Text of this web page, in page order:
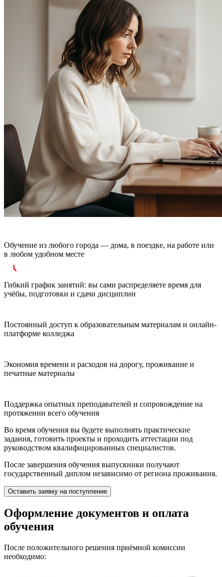
Обучение из любого города — дома, в поездке, на работе или
в любом удобном месте
Гибкий график занятий: вы сами распределяете время для
учёбы, подготовки и сдачи дисциплин
Постоянный доступ к образовательным материалам и онлайн-
платформе колледжа
Экономия времени и расходов на дорогу, проживание и
печатные материалы
Поддержка опытных преподавателей и сопровождение на
протяжении всего обучения
Во время обучения вы будете выполнять практические
задания, готовить проекты и проходить аттестации под
руководством квалифицированных специалистов.
После завершения обучения выпускники получают
государственный диплом независимо от региона проживания.
Оставить заявку на поступление
Оформление документов и оплата
обучения
После положительного решения приёмной комиссии
необходимо: